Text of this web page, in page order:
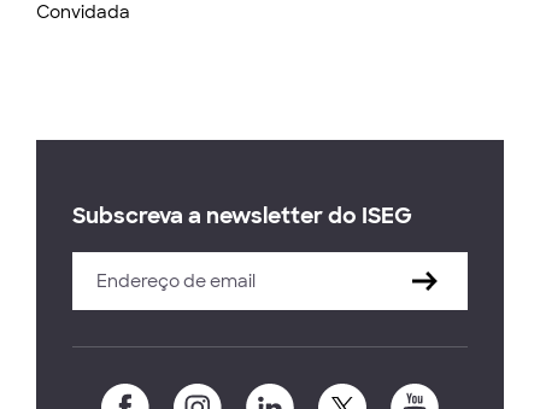
Convidada
Subscreva a newsletter do ISEG